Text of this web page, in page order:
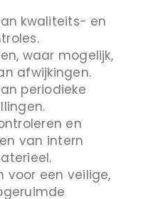
kwaliteits- en
waar mogelijk,
afwijkingen.
periodieke
en
van intern
voor een veilige,